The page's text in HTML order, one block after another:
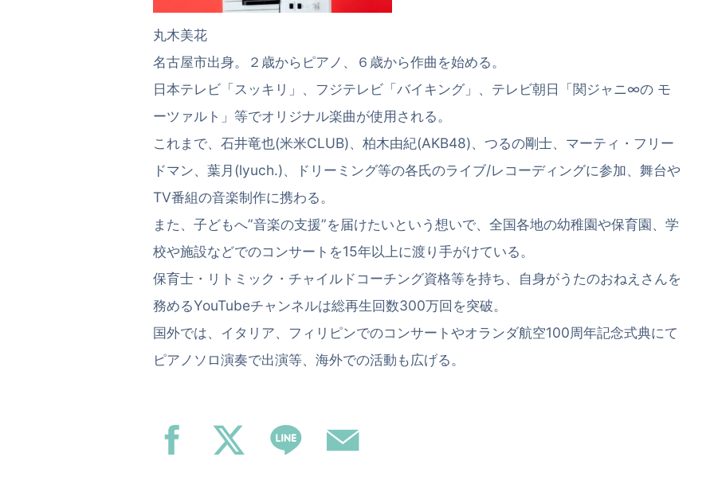
丸木美花
名古屋市出身。２歳からピアノ、６歳から作曲を始める。
日本テレビ「スッキリ」、フジテレビ「バイキング」、テレビ朝日「関ジャニ∞の モ
ーツァルト」等でオリジナル楽曲が使用される。
これまで、石井竜也(米米CLUB)、柏木由紀(AKB48)、つるの剛士、マーティ・フリー
ドマン、葉月(lyuch.)、ドリーミング等の各氏のライブ/レコーディングに参加、舞台や
TV番組の音楽制作に携わる。
また、子どもへ”音楽の支援”を届けたいという想いで、全国各地の幼稚園や保育園、学
校や施設などでのコンサートを15年以上に渡り手がけている。
保育士・リトミック・チャイルドコーチング資格等を持ち、自身がうたのおねえさんを
務めるYouTubeチャンネルは総再生回数300万回を突破。
国外では、イタリア、フィリピンでのコンサートやオランダ航空100周年記念式典にて
ピアノソロ演奏で出演等、海外での活動も広げる。